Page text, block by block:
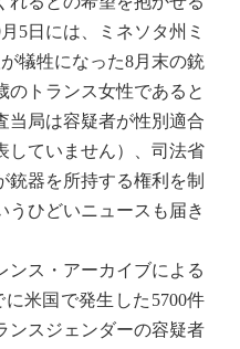
5日には、ミネソタ州ミ
犠牲になった8月末の銃
のトランス女性であると
当局は容疑者が性別適合
していません）、司法省
銃器を所持する権利を制
うひどいニュースも届き
ス・アーカイブによる
米国で発生した5700件
ンスジェンダーの容疑者